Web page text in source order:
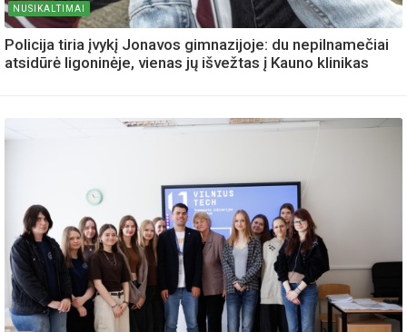
NUSIKALTIMAI
Policija tiria įvykį Jonavos gimnazijoje: du nepilnamečiai
atsidūrė ligoninėje, vienas jų išvežtas į Kauno klinikas